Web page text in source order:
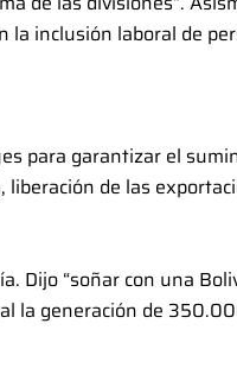
la inclusión laboral de
para garantizar el
de las
Dijo “soñar con una
la generación de